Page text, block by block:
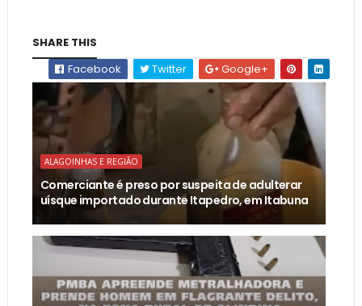
SHARE THIS
Facebook
Twitter Google+
ALAGOINHAS E REGIÃO
Comerciante é preso por suspeita de adulterar
uísque importado durante Itapedro, em Itabuna